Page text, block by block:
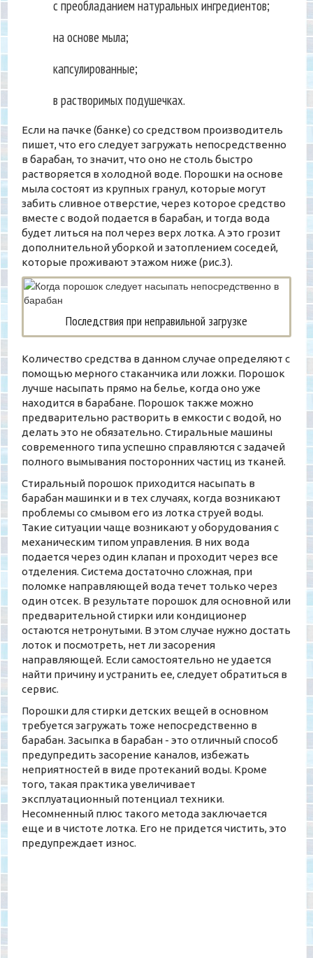
с преобладанием натуральных ингредиентов;
на основе мыла;
капсулированные;
в растворимых подушечках.
Если на пачке (банке) со средством производитель
пишет, что его следует загружать непосредственно
в барабан, то значит, что оно не столь быстро
растворяется в холодной воде. Порошки на основе
мыла состоят из крупных гранул, которые могут
забить сливное отверстие, через которое средство
вместе с водой подается в барабан, и тогда вода
будет литься на пол через верх лотка. А это грозит
дополнительной уборкой и затоплением соседей,
которые проживают этажом ниже (рис.3).
Последствия при неправильной загрузке
Количество средства в данном случае определяют с
помощью мерного стаканчика или ложки. Порошок
лучше насыпать прямо на белье, когда оно уже
находится в барабане. Порошок также можно
предварительно растворить в емкости с водой, но
делать это не обязательно. Стиральные машины
современного типа успешно справляются с задачей
полного вымывания посторонних частиц из тканей.
Стиральный порошок приходится насыпать в
барабан машинки и в тех случаях, когда возникают
проблемы со смывом его из лотка струей воды.
Такие ситуации чаще возникают у оборудования с
механическим типом управления. В них вода
подается через один клапан и проходит через все
отделения. Система достаточно сложная, при
поломке направляющей вода течет только через
один отсек. В результате порошок для основной или
предварительной стирки или кондиционер
остаются нетронутыми. В этом случае нужно достать
лоток и посмотреть, нет ли засорения
направляющей. Если самостоятельно не удается
найти причину и устранить ее, следует обратиться в
сервис.
Порошки для стирки детских вещей в основном
требуется загружать тоже непосредственно в
барабан. Засыпка в барабан - это отличный способ
предупредить засорение каналов, избежать
неприятностей в виде протеканий воды. Кроме
того, такая практика увеличивает
эксплуатационный потенциал техники.
Несомненный плюс такого метода заключается
еще и в чистоте лотка. Его не придется чистить, это
предупреждает износ.